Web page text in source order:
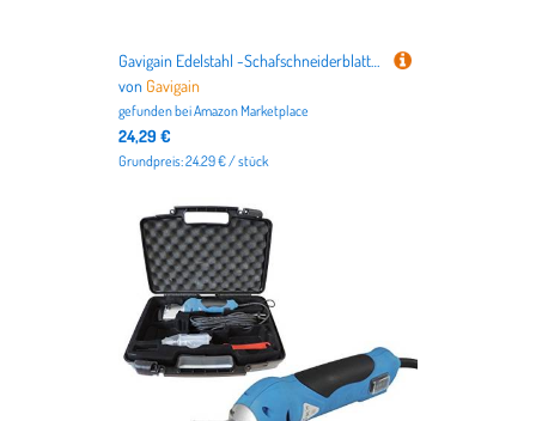
Gavigain Edelstahl -Schafschneiderblattklingen hohe Härteschneiderschafscherscher -Ersatz 4 Spezifikationen (13-Tooth Scimitar Blade (+Swing Blade))
von Gavigain
gefunden beiAmazon Marketplace
24,29 €
Grundpreis: 24.29 € / stück